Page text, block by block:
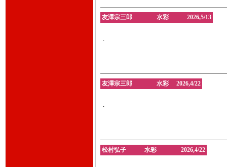
友澤宗三郎 水彩 2026,5/13
.
友澤宗三郎 水彩 2026,4/22
.
松村弘子 水彩 2026,4/22